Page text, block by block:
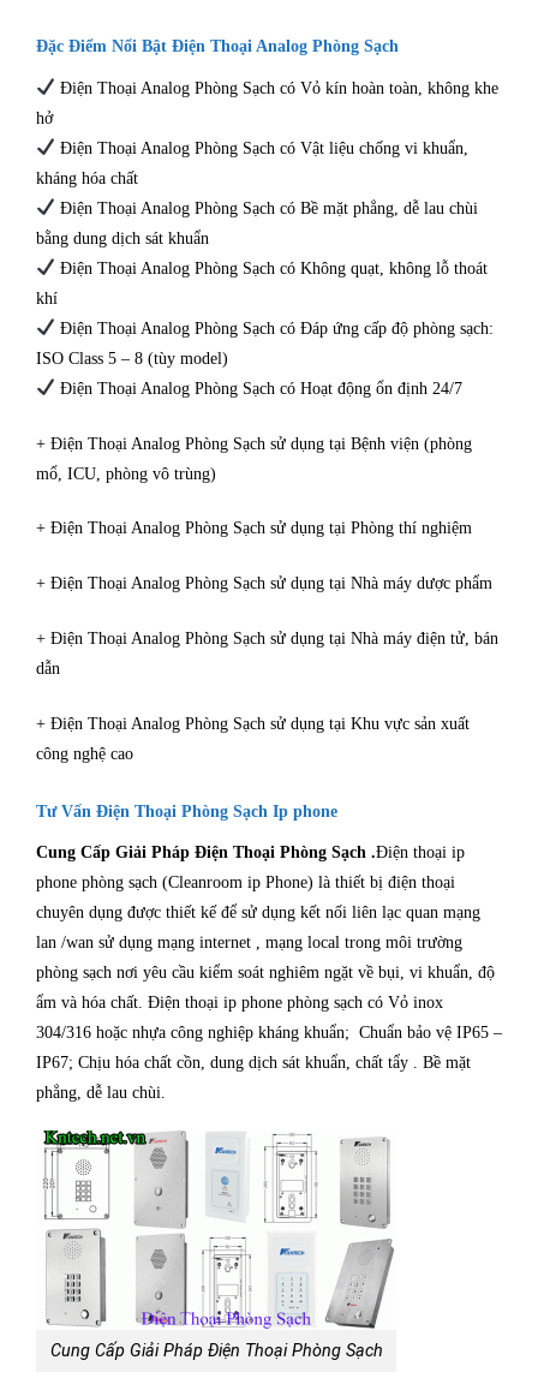
Đặc Điểm Nổi Bật Điện Thoại Analog Phòng Sạch
Điện Thoại Analog Phòng Sạch có Vỏ kín hoàn toàn, không khe
hở
Điện Thoại Analog Phòng Sạch có Vật liệu chống vi khuẩn,
kháng hóa chất
Điện Thoại Analog Phòng Sạch có Bề mặt phẳng, dễ lau chùi
bằng dung dịch sát khuẩn
Điện Thoại Analog Phòng Sạch có Không quạt, không lỗ thoát
khí
Điện Thoại Analog Phòng Sạch có Đáp ứng cấp độ phòng sạch:
ISO Class 5 – 8 (tùy model)
Điện Thoại Analog Phòng Sạch có Hoạt động ổn định 24/7
+ Điện Thoại Analog Phòng Sạch sử dụng tại Bệnh viện (phòng
mổ, ICU, phòng vô trùng)
+ Điện Thoại Analog Phòng Sạch sử dụng tại Phòng thí nghiệm
+ Điện Thoại Analog Phòng Sạch sử dụng tại Nhà máy dược phẩm
+ Điện Thoại Analog Phòng Sạch sử dụng tại Nhà máy điện tử, bán
dẫn
+ Điện Thoại Analog Phòng Sạch sử dụng tại Khu vực sản xuất
công nghệ cao
Tư Vấn Điện Thoại Phòng Sạch Ip phone
Cung Cấp Giải Pháp Điện Thoại Phòng Sạch .Điện thoại ip
phone phòng sạch (Cleanroom ip Phone) là thiết bị điện thoại
chuyên dụng được thiết kế để sử dụng kết nối liên lạc quan mạng
lan /wan sử dụng mạng internet , mạng local trong môi trường
phòng sạch nơi yêu cầu kiểm soát nghiêm ngặt về bụi, vi khuẩn, độ
ẩm và hóa chất. Điện thoại ip phone phòng sạch có Vỏ inox
304/316 hoặc nhựa công nghiệp kháng khuẩn; Chuẩn bảo vệ IP65 –
IP67; Chịu hóa chất cồn, dung dịch sát khuẩn, chất tẩy . Bề mặt
phẳng, dễ lau chùi.
Cung Cấp Giải Pháp Điện Thoại Phòng Sạch